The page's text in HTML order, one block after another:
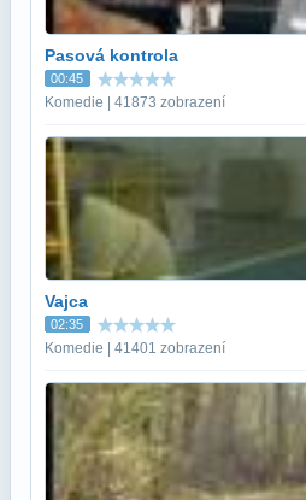
Pasová kontrola
00:45
Komedie | 41873 zobrazení
Vajca
02:35
Komedie | 41401 zobrazení